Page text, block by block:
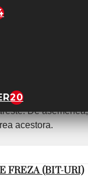
20
FREZA (BIT-URI)
oricarui tip de
si ramane
unghiilor,
De
acestora.
o textura putin